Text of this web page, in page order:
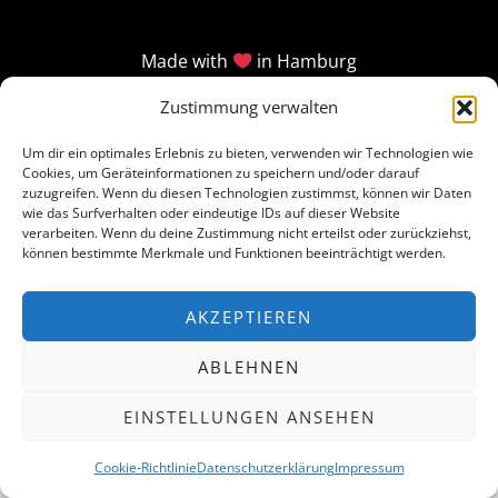
Zustimmung verwalten
Um dir ein optimales Erlebnis zu bieten, verwenden wir Technologien wie
Cookies, um Geräteinformationen zu speichern und/oder darauf
zuzugreifen. Wenn du diesen Technologien zustimmst, können wir Daten
wie das Surfverhalten oder eindeutige IDs auf dieser Website
verarbeiten. Wenn du deine Zustimmung nicht erteilst oder zurückziehst,
können bestimmte Merkmale und Funktionen beeinträchtigt werden.
AKZEPTIEREN
ABLEHNEN
EINSTELLUNGEN ANSEHEN
Cookie-RichtlinieDatenschutzerklärungImpressum
Made with in Hamburg